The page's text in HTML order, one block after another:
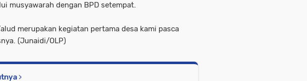
musyawarah dengan BPD setempat.
merupakan kegiatan pertama desa kami pasca
(Junaidi/OLP)